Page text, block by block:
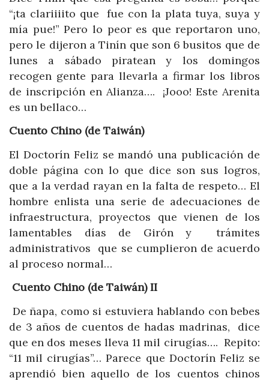
“¡ta clariiiito que fue con la plata tuya, suya y
mía pue!” Pero lo peor es que reportaron uno,
pero le dijeron a Tinín que son 6 busitos que de
lunes a sábado piratean y los domingos
recogen gente para llevarla a firmar los libros
de inscripción en Alianza…. ¡Jooo! Este Arenita
es un bellaco…
Cuento Chino (de Taiwán)
El Doctorín Feliz se mandó una publicación de
doble página con lo que dice son sus logros,
que a la verdad rayan en la falta de respeto… El
hombre enlista una serie de adecuaciones de
infraestructura, proyectos que vienen de los
lamentables días de Girón y trámites
administrativos que se cumplieron de acuerdo
al proceso normal…
Cuento Chino (de Taiwán) II
De ñapa, como si estuviera hablando con bebes
de 3 años de cuentos de hadas madrinas, dice
que en dos meses lleva 11 mil cirugías…. Repito:
“11 mil cirugías”… Parece que Doctorín Feliz se
aprendió bien aquello de los cuentos chinos